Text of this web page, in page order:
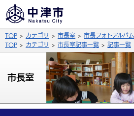
背景色
青
文字の大きさ
拡大 標準
公式SNS
X (Twitter)
サイト内検索
TOP カテゴリ 市長室 市長フォトアルバム
TOP
カテゴリ 市長室記事一覧 記事一覧
市長室